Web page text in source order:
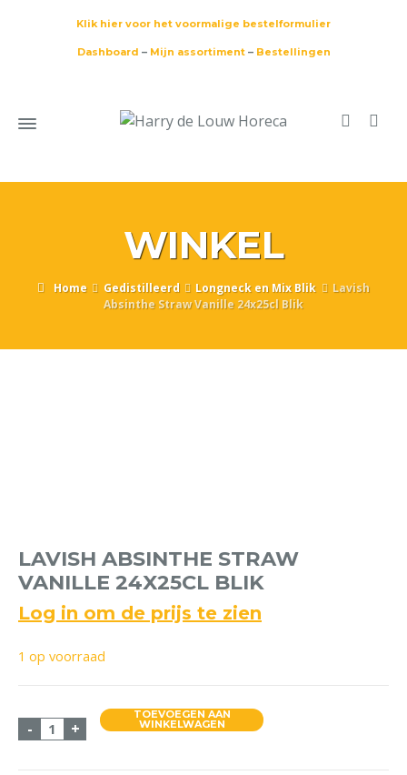
Klik hier voor het voormalige bestelformulier
Dashboard – Mijn assortiment– Bestellingen
WINKEL
Home Gedistilleerd Longneck en Mix Blik
Lavish
Absinthe Straw Vanille 24x25cl Blik
LAVISH ABSINTHE STRAW
VANILLE 24X25CL BLIK
Log in om de prijs te zien
1 op voorraad
- Lavish Absinthe Straw Vanille 24x25cl Blik aantal
+
TOEVOEGEN AAN
WINKELWAGEN